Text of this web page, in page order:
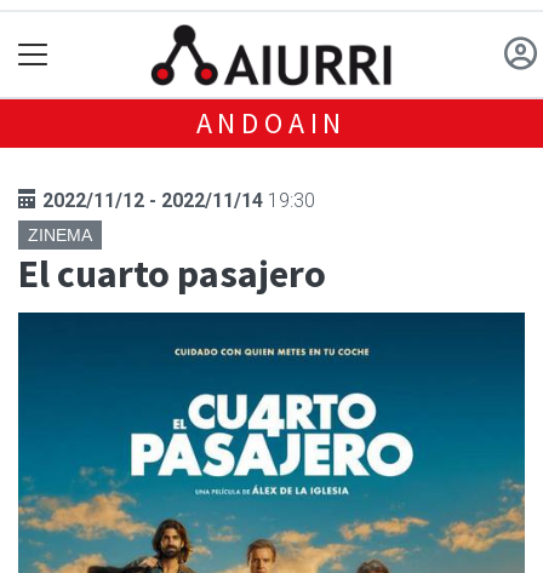
ANDOAIN
2022/11/12 - 2022/11/14 19:30
ZINEMA
El cuarto pasajero